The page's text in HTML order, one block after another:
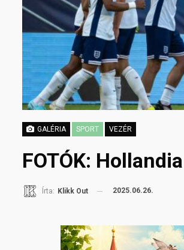
GALÉRIA SPORT VEZÉR
FOTÓK:
Írta: Klikk Out 2025.06.26.